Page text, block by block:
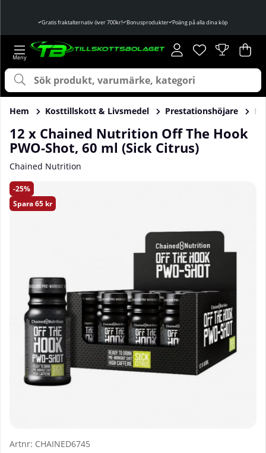
Gratis fraktalternativ över 700kr! Bonusprodukter Poäng på alla dina köp
Önskelista
Antal i
. .
Hem Kosttillskott & Livsmedel Prestationshöjare
12 x Chained Nutrition Off The Hook
PWO-Shot, 60 ml (Sick Citrus)
Chained Nutrition
25
Spara65 kr
Produktbilder 12 x Chained Nutrition Off The Hook PWO-
Artnr: CHAINED6745